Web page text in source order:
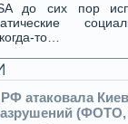
до сих пор
то…
РФ атаковала